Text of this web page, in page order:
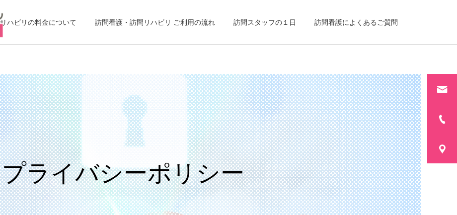
ハビリの料金について 訪問看護・訪問リハビリ ご利用の流れ 訪問スタッフの１日 訪問看護によくあるご質問
プライバシーポリシー